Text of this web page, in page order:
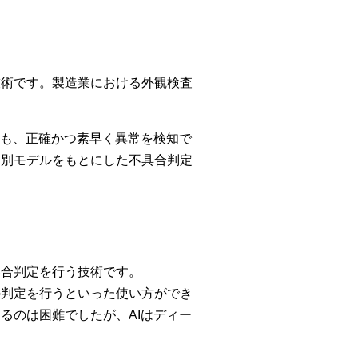
です。製造業における外観検査
、正確かつ素早く異常を検知で
モデルをもとにした不具合判定
判定を行う技術です。
定を行うといった使い方ができ
のは困難でしたが、AIはディー